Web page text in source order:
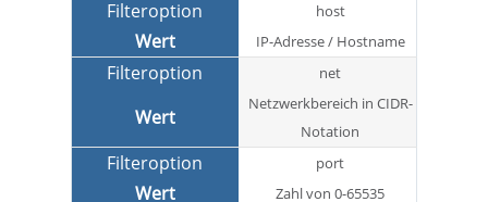
host
IP-Adresse / Hostname
net
Netzwerkbereich in CIDR-
Notation
port
Zahl von 0-65535